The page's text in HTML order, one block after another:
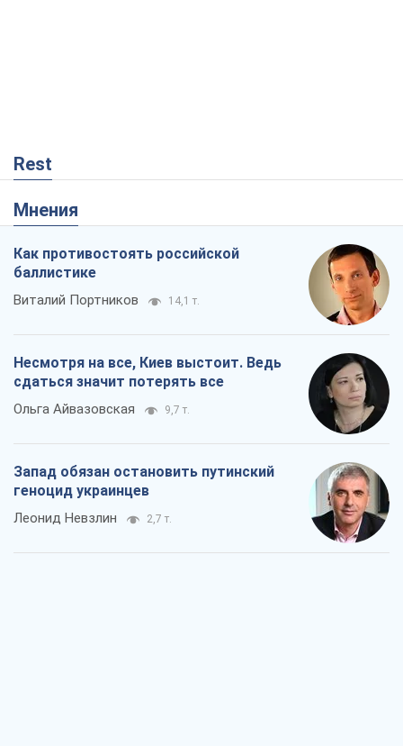
Rest
Мнения
Как противостоять российской
баллистике
Виталий Портников 14,1 т.
Несмотря на все, Киев выстоит. Ведь
сдаться значит потерять все
Ольга Айвазовская 9,7 т.
Запад обязан остановить путинский
геноцид украинцев
Леонид Невзлин 2,7 т.